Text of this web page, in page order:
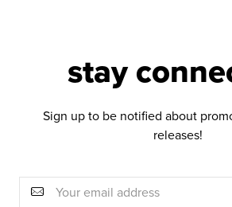
stay
Sign up to be notified about
releases!